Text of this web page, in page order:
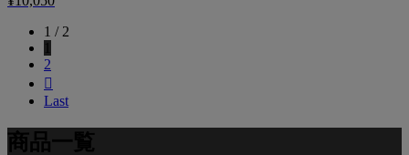
1 / 2
2

Last
商品一覧